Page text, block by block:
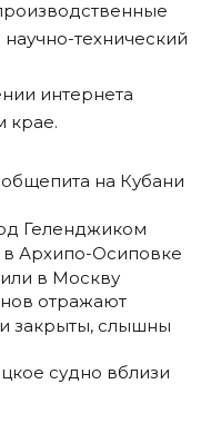
технический
интернета
крае.
на Кубани
Геленджиком
в Архипо-Осиповке
в Москву
отражают
закрыты, слышны
судно вблизи